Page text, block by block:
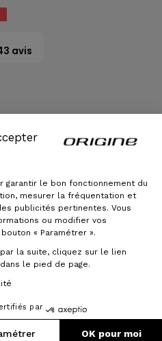
garantir le bon fonctionnement du
mesurer la fréquentation et
publicités pertinentes. Vous
ou modifier vos
« Paramétrer ».
la suite, cliquez sur le lien
le pied de page.
par
OK pour moi
avis
Cycles